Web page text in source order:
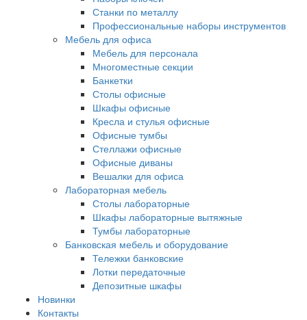
Станки по металлу
Профессиональные наборы инструментов
Мебель для офиса
Мебель для персонала
Многоместные секции
Банкетки
Столы офисные
Шкафы офисные
Кресла и стулья офисные
Офисные тумбы
Стеллажи офисные
Офисные диваны
Вешалки для офиса
Лабораторная мебель
Столы лабораторные
Шкафы лабораторные вытяжные
Тумбы лабораторные
Банковская мебель и оборудование
Тележки банковские
Лотки передаточные
Депозитные шкафы
Новинки
Контакты